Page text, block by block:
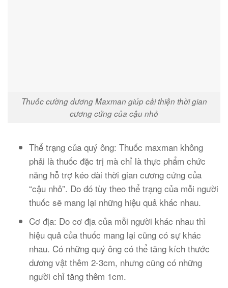
Thuốc cường dương Maxman giúp cải thiện thời gian
cương cứng của cậu nhỏ
Thể trạng của quý ông: Thuốc maxman không
phải là thuốc đặc trị mà chỉ là thực phẩm chức
năng hỗ trợ kéo dài thời gian cương cứng của
“cậu nhỏ”. Do đó tùy theo thể trạng của mỗi người
thuốc sẽ mang lại những hiệu quả khác nhau.
Cơ địa: Do cơ địa của mỗi người khác nhau thì
hiệu quả của thuốc mang lại cũng có sự khác
nhau. Có những quý ông có thể tăng kích thước
dương vật thêm 2-3cm, nhưng cũng có những
người chỉ tăng thêm 1cm.